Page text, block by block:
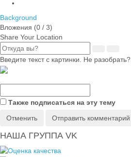
Background
Вложения (0 / 3)
Share Your Location
Введите текст с картинки. Не разобрать?
Также подписаться на эту тему
Отменить
Отправить комментарий
НАША ГРУППА VK